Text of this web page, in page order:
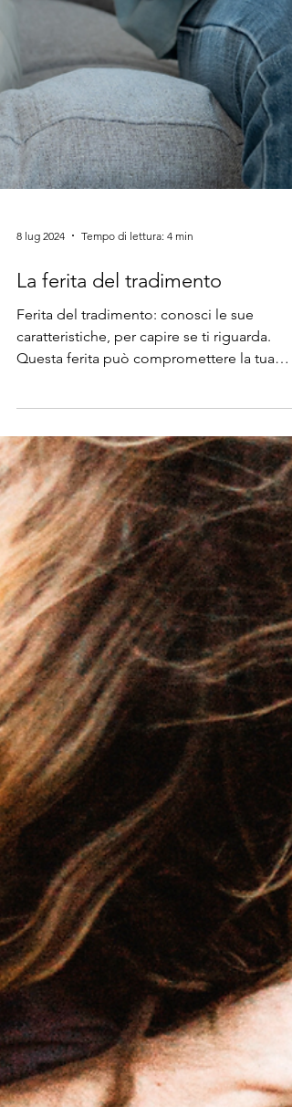
8 lug 2024 Tempo di lettura: 4 min
La ferita del tradimento
Ferita del tradimento: conosci le sue
caratteristiche, per capire se ti riguarda.
Questa ferita può compromettere la tua
fiducia negli altri